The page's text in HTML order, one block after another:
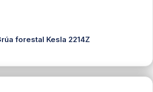
forestal Kesla 2214Z